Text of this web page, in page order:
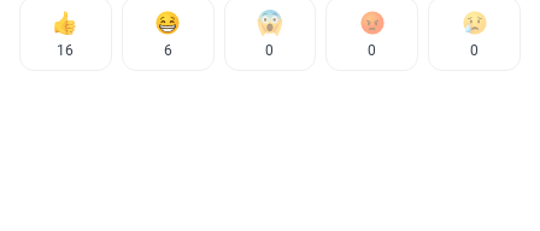
16 6 0 0 0